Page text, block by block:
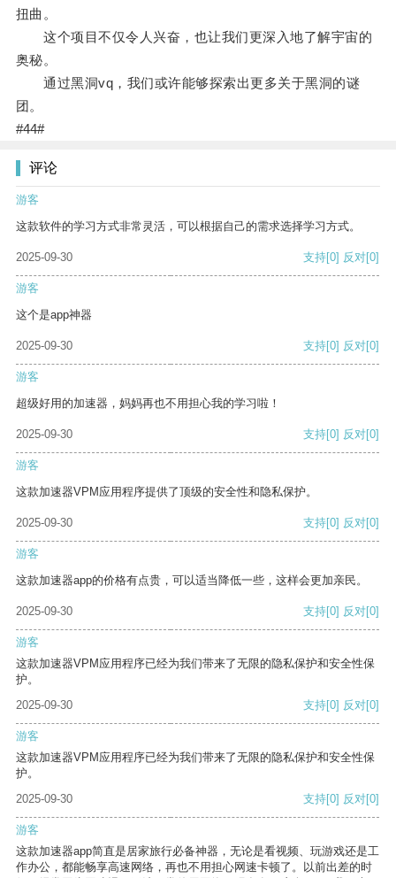
扭曲。
这个项目不仅令人兴奋，也让我们更深入地了解宇宙的
奥秘。
通过黑洞vq，我们或许能够探索出更多关于黑洞的谜
团。
#44#
评论
游客
这款软件的学习方式非常灵活，可以根据自己的需求选择学习方式。
2025-09-30 支持[0] 反对[0]
游客
这个是app神器
2025-09-30 支持[0] 反对[0]
游客
超级好用的加速器，妈妈再也不用担心我的学习啦！
2025-09-30 支持[0] 反对[0]
游客
这款加速器VPM应用程序提供了顶级的安全性和隐私保护。
2025-09-30 支持[0] 反对[0]
游客
这款加速器app的价格有点贵，可以适当降低一些，这样会更加亲民。
2025-09-30 支持[0] 反对[0]
游客
这款加速器VPM应用程序已经为我们带来了无限的隐私保护和安全性保
护。
2025-09-30
支持[0] 反对[0]
游客
这款加速器VPM应用程序已经为我们带来了无限的隐私保护和安全性保
护。
2025-09-30
支持[0] 反对[0]
游客
这款加速器app简直是居家旅行必备神器，无论是看视频、玩游戏还是工
作办公，都能畅享高速网络，再也不用担心网速卡顿了。以前出差的时